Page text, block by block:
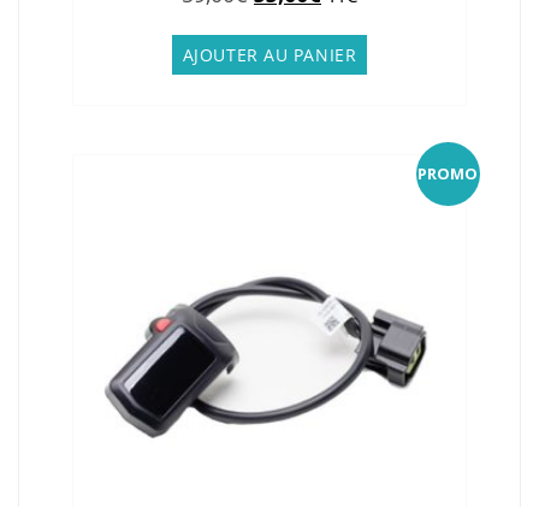
initial
était :
actuel
est :
AJOUTER AU PANIER
PROMO